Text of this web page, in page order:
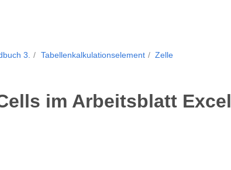
3. Tabellenkalkulationselement
Zelle
im Arbeitsblatt Excel